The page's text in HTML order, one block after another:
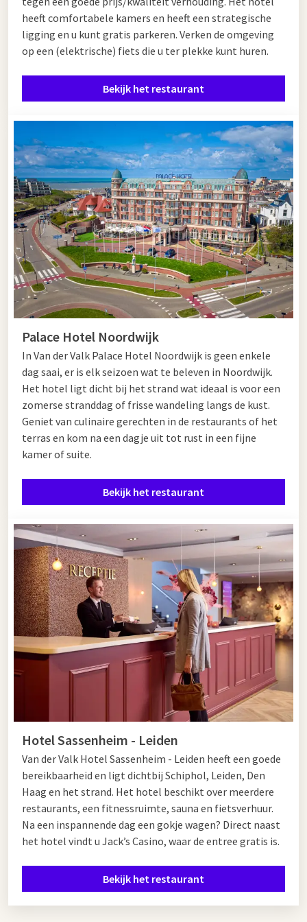
Daarnaast is het Van der Valk Sassenheimontbijtdagelijks
beschikbaar, ook voor niet-hotelgasten. Met onder andere
vers fruit, yoghurt, warme gerechten en live bereide eieren
start u uw dag op de beste manier.
Voor gezinnen is het extra aantrekkelijk: tijdens brunches en
buffetten worden er leuke kinderactiviteiten
Themabuffetten Sassenheim
Wat't Nest Buffetecht onderscheidt, zijn de unieke
themabuffetten. Op geselecteerde zaterdagen worden
speciale avonden georganiseerd, zoals een Italiaans buffet of
een uitgebreid wildbuffet. Hier proeft u gerechten uit
verschillende wereldkeukens, vers bereid door de chefs.
Daarnaast zijn er regelmatig bijzondere evenementen zoals
het FishFestival, waarbij culinaire shows en exclusieve
gerechten centraal staan. Deze variatie maakt elk bezoek
anders en verrassend.
Wilt u verzekerd zijn van een plek? Reserveer dan eenvoudig
voor een all-you-can-eat Sassenheim.
All-you-can-eat in de buurt van
Sassenheim
van Sassenheim? Neem dan een kijkje bij Hotel Den Haag -
Wassenaar of Palace Hotel Noordwijk. Ook hier kunt u terecht
compleet avondje uit met een dinerbuffet.
heeft comfortabele kamers en heeft een strategische
ligging en u kunt gratis parkeren. Verken de omgeving
op een (elektrische) fiets die u ter plekke kunt huren.
Bekijk het restaurant
Palace Hotel Noordwijk
In Van der Valk Palace Hotel Noordwijk is geen enkele
dag saai, er is elk seizoen wat te beleven in Noordwijk.
Het hotel ligt dicht bij het strand wat ideaal is voor een
zomerse stranddag of frisse wandeling langs de kust.
Geniet van culinaire gerechten in de restaurants of het
terras en kom na een dagje uit tot rust in een fijne
kamer of suite.
Bekijk het restaurant
Hotel Sassenheim - Leiden
Van der Valk Hotel Sassenheim - Leiden heeft een goede
bereikbaarheid en ligt dichtbij Schiphol, Leiden, Den
Haag en het strand. Het hotel beschikt over meerdere
restaurants, een fitnessruimte, sauna en fietsverhuur.
Na een inspannende dag een gokje wagen? Direct naast
het hotel vindt u Jack’s Casino, waar de entree gratis is.
Bekijk het restaurant